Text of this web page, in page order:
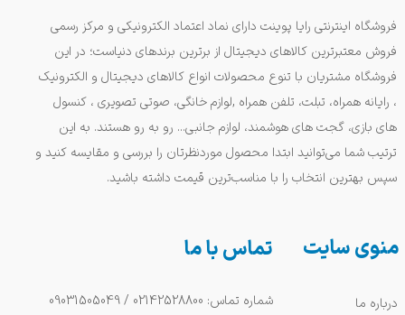
منوی سایت
درباره ما
فروشگاه اینترنتی رایا پوینت دارای نماد اعتماد الکترونیکی و مرکز رسمی
فروش معتبرترین کالاهای دیجیتال از برترین برندهای دنیاست؛ در این
فروشگاه مشتریان با تنوع محصولات انواع کالاهای دیجیتال و الکترونیک
، رایانه همراه، تبلت، تلفن همراه ,لوازم خانگی، صوتی تصویری ، کنسول
های بازی، گجت های هوشمند، لوازم جانبی... رو به رو هستند. به این
ترتیب شما می‌توانید ابتدا محصول موردنظرتان را بررسی و مقایسه کنید و
سپس بهترین انتخاب را با مناسب‌ترین قیمت داشته باشید.
تماس با ما
شماره تماس: 02142528800 / 09031505049